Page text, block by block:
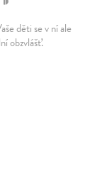
děti se v ní ale
obzvlášť.